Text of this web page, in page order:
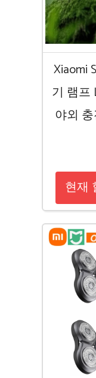
Xiaomi
기 램프
야외
현재